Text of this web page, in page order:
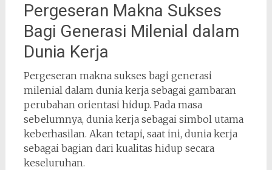
Pergeseran Makna Sukses
Bagi Generasi Milenial dalam
Dunia Kerja
Pergeseran makna sukses bagi generasi
milenial dalam dunia kerja sebagai gambaran
perubahan orientasi hidup. Pada masa
sebelumnya, dunia kerja sebagai simbol utama
keberhasilan. Akan tetapi, saat ini, dunia kerja
sebagai bagian dari kualitas hidup secara
keseluruhan.